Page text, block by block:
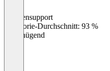
Kundensupport
Kategorie-Durchschnitt: 93 %
Ungenügend